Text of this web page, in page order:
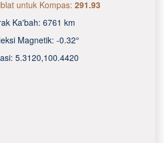
untuk Kompas: 291.93
Ka'bah: 6761 km
Magnetik: -0.32°
5.3120,100.4420